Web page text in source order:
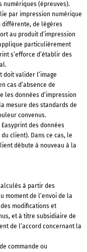
numériques (épreuves).
par impression numérique
différente, de légères
au produit d’impression
particulièrement
s’efforce d’établir des
doit valider l’image
cas d’absence de
les données d’impression
mesure des standards de
convenus.
des données
client). Dans ce cas, le
débute à nouveau à la
à partir des
moment de l’envoi de la
modifications et
et à titre subsidiaire de
de l’accord concernant la
commande ou